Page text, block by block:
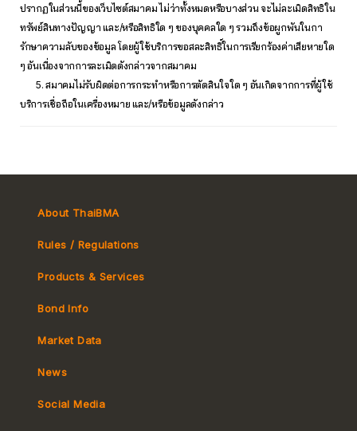
ปรากฏในส่วนนี้ของเว็บไซต์สมาคม ไม่ว่าทั้งหมดหรือบางส่วน จะไม่ละเมิดสิทธิใน
ทรัพย์สินทางปัญญา และ/หรือสิทธิใด ๆ ของบุคคลใด ๆ รวมถึงข้อผูกพันในกา
รักษาความลับของข้อมูล โดยผู้ใช้บริการขอสละสิทธิ์ในการเรียกร้องค่าเสียหายใด
ๆ อันเนื่องจากการละเมิดดังกล่าวจากสมาคม
5. สมาคมไม่รับผิดต่อการกระทำหรือการตัดสินใจใด ๆ อันเกิดจากการที่ผู้ใช้
บริการเชื่อถือในเครื่องหมาย และ/หรือข้อมูลดังกล่าว
About ThaiBMA
Rules / Regulations
Tax
Products & Services
MeBond
Bond Info
Market Data
Yield Curve
News
Social Media